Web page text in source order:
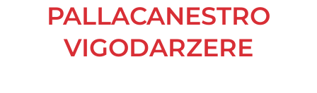
PALLACANESTRO
VIGODARZERE